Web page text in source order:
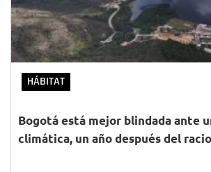
HÁBITAT
Bogotá está mejor blindada ante
climática, un año después del